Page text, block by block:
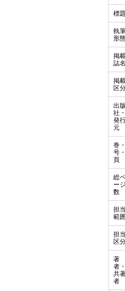
標題
執
形
掲
誌名
掲
区
出版
社・
発
元
巻・
号・
頁
総
ージ
数
担当
範囲
担当
区
著
者・
共
者